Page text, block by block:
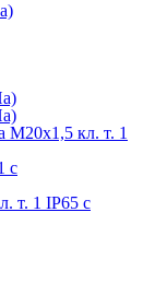
кл. т. 1
c
т. 1 IP65 c